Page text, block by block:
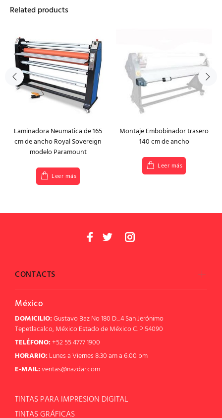
Related products
Laminadora Neumatica de 165
cm de ancho Royal Sovereign
modelo Paramount
Leer más
Montaje Embobinador trasero
140 cm de ancho
Leer más
CONTACTS
México
DOMICILIO:Gustavo Baz No 180 D_4 San Jerónimo
Tepetlacalco, México Estado de México C. P 54090
TELÉFONO:+52 55 4777 1900
HORARIO: Lunes a Viernes 8:30 am a 6:00 pm
E-MAIL:ventas@nazdar.com
TINTAS PARA IMPRESION DIGITAL
TINTAS GRÁFICAS